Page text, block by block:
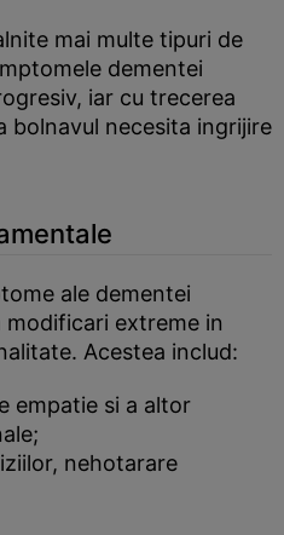
mai multe tipuri de
dementei
iar cu trecerea
bolnavul necesita ingrijire
ale dementei
extreme in
Acestea includ:
empatie si a altor
nehotarare